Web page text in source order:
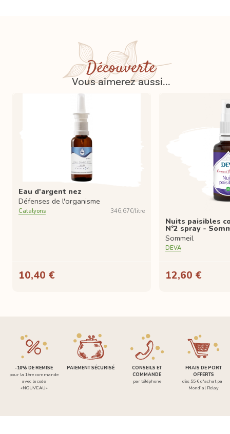
Découverte
Vous aimerez aussi...
Eau d'argent nez
Défenses de l'organisme
Catalyons 346,67€/litre
10,40 €
Nuits paisibles
N°2 spray -
Sommeil
DEVA
12,60 €
-10% DE REMISE
pour la 1ère commande
avec le code
«NOUVEAU»
PAIEMENT SÉCURISÉ
CONSEILS ET
COMMANDE
par téléphone
FRAIS DE PORT
OFFERTS
dès 55 € d'achat par
Mondial Relay